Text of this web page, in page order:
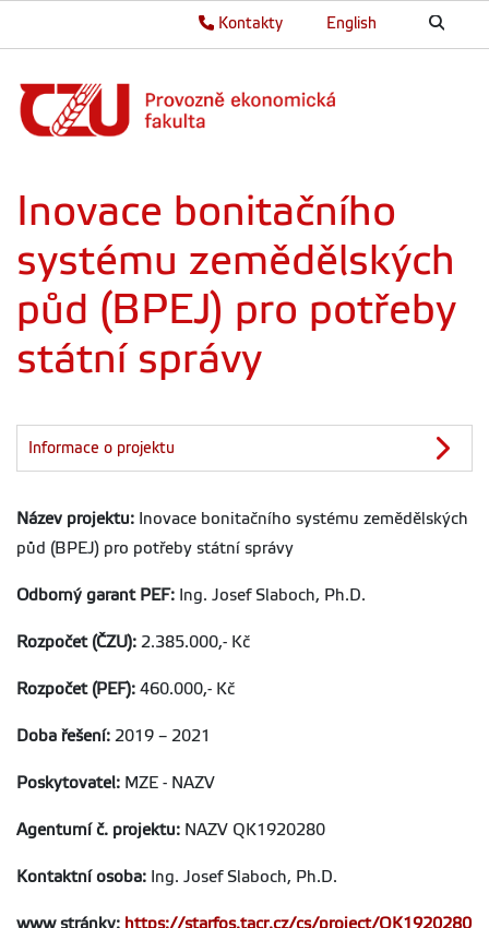
English
Kontakty
Inovace bonitačního
systému zemědělských
půd (BPEJ) pro potřeby
státní správy
Informace o projektu
Název projektu: Inovace bonitačního systému zemědělských
půd (BPEJ) pro potřeby státní správy
Odborný garant PEF: Ing. Josef Slaboch, Ph.D.
Rozpočet (ČZU): 2.385.000,- Kč
Rozpočet (PEF): 460.000,- Kč
Doba řešení: 2019 – 2021
Poskytovatel: MZE - NAZV
Agenturní č. projektu: NAZV QK1920280
Kontaktní osoba: Ing. Josef Slaboch, Ph.D.
www stránky: https://starfos.tacr.cz/cs/project/QK1920280